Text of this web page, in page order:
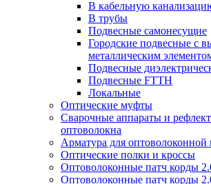
В кабельную
В трубы
Подвесные самонесущие
Городские подвесные с
металлическим
Подвесные
Подвесные FTTH
Локальные
Оптические муфты
Сварочные аппараты и
оптоволокна
Арматура для оптоволоконной
Оптические полки и кроссы
Оптоволоконные патч корды
Оптоволоконные патч корды